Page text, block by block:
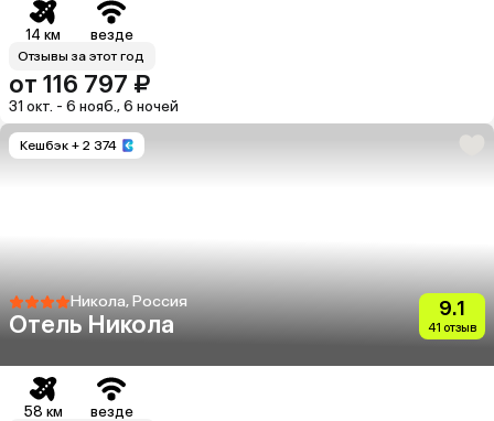
14 км везде
Отзывы за этот год
от 116 797 ₽
31 окт. - 6 нояб., 6 ночей
Кешбэк + 2 374
Никола, Россия
Отель Никола
9.1
41 отзыв
58 км везде